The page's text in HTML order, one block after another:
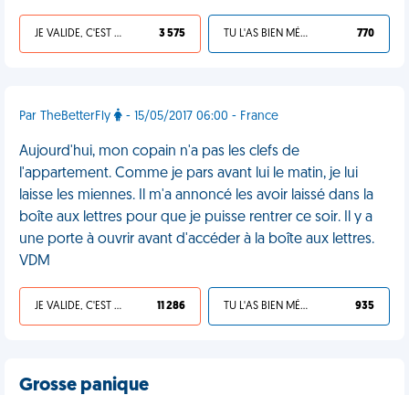
JE VALIDE, C'EST UNE VDM 3 575 TU L'AS BIEN MÉRITÉ 770
Par TheBetterFly - 15/05/2017 06:00 - France
Aujourd'hui, mon copain n'a pas les clefs de
l'appartement. Comme je pars avant lui le matin, je lui
laisse les miennes. Il m'a annoncé les avoir laissé dans la
boîte aux lettres pour que je puisse rentrer ce soir. Il y a
une porte à ouvrir avant d'accéder à la boîte aux lettres.
VDM
JE VALIDE, C'EST UNE VDM 11 286 TU L'AS BIEN MÉRITÉ 935
Grosse panique